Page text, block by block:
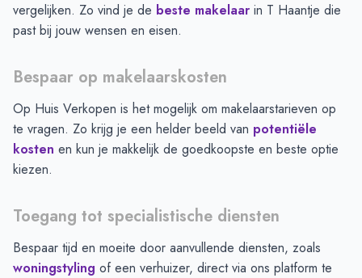
vergelijken. Zo vind je de beste makelaar in T Haantje die
past bij jouw wensen en eisen.
Bespaar op makelaarskosten
Op Huis Verkopen is het mogelijk om makelaarstarieven op
te vragen. Zo krijg je een helder beeld van potentiële
kosten en kun je makkelijk de goedkoopste en beste optie
kiezen.
Toegang tot specialistische diensten
Bespaar tijd en moeite door aanvullende diensten, zoals
woningstyling of een verhuizer, direct via ons platform te